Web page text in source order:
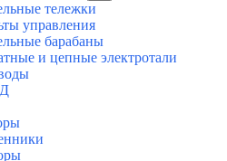
тележки
управления
барабаны
и цепные электротали